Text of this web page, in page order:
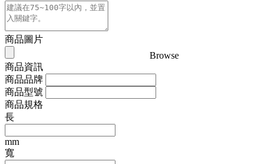
商品圖片
Browse
商品資訊
商品品牌
商品型號
商品規格
長
mm
寬